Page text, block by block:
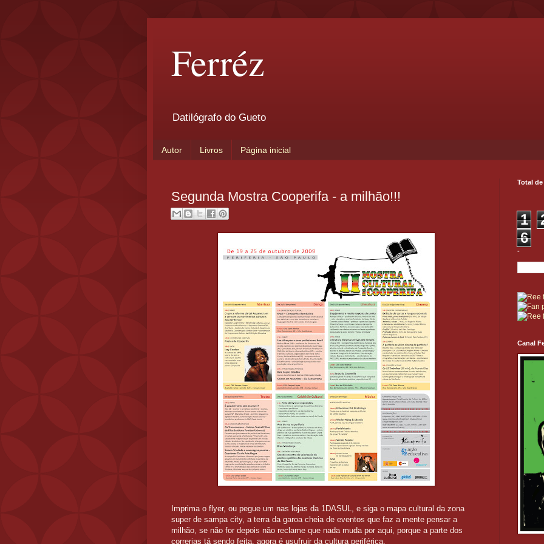
Ferréz
Datilógrafo do Gueto
Autor Livros Página inicial
Segunda Mostra Cooperifa - a milhão!!!
Imprima o flyer, ou pegue um nas lojas da 1DASUL, e siga o mapa cultural da zona
super de sampa city, a terra da garoa cheia de eventos que faz a mente pensar a
milhão, se não for depois não reclame que nada muda por aqui, porque a parte dos
correrias tá sendo feita, agora é usufruir da cultura periférica.
Total
1
6
-
Canal